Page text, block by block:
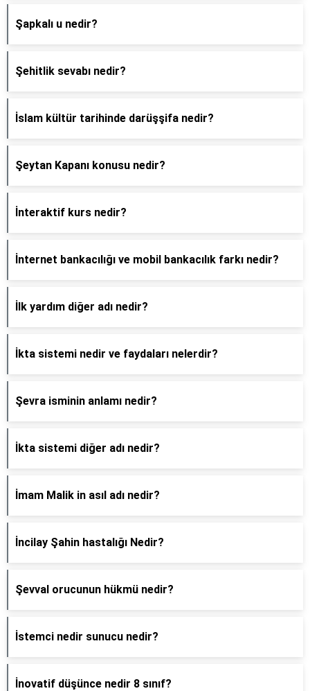
Şapkalı u nedir?
Şehitlik sevabı nedir?
İslam kültür tarihinde darüşşifa nedir?
Şeytan Kapanı konusu nedir?
İnteraktif kurs nedir?
İnternet bankacılığı ve mobil bankacılık farkı nedir?
İlk yardım diğer adı nedir?
İkta sistemi nedir ve faydaları nelerdir?
Şevra isminin anlamı nedir?
İkta sistemi diğer adı nedir?
İmam Malik in asıl adı nedir?
İncilay Şahin hastalığı Nedir?
Şevval orucunun hükmü nedir?
İstemci nedir sunucu nedir?
İnovatif düşünce nedir 8 sınıf?